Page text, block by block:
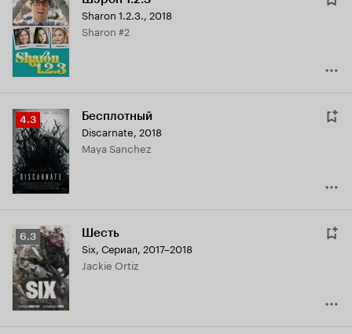
Sharon 1.2.3., 2018
Sharon #2
Рейтинг
Кинопоиска
4.3
4.3 Бесплотный
Discarnate, 2018
Maya Sanchez
Рейтинг
Кинопоиска
6.3
6.3 Шесть
Six, Сериал, 2017–2018
Jackie Ortiz